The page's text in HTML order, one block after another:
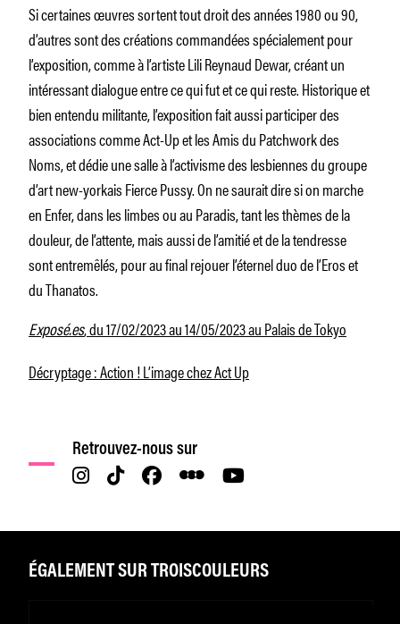
Si certaines œuvres sortent tout droit des années 1980 ou 90,
d’autres sont des créations commandées spécialement pour
l’exposition, comme à l’artiste Lili Reynaud Dewar, créant un
intéressant dialogue entre ce qui fut et ce qui reste. Historique et
bien entendu militante, l’exposition fait aussi participer des
associations comme Act-Up et les Amis du Patchwork des
Noms, et dédie une salle à l’activisme des lesbiennes du groupe
d’art new-yorkais Fierce Pussy. On ne saurait dire si on marche
en Enfer, dans les limbes ou au Paradis, tant les thèmes de la
douleur, de l’attente, mais aussi de l’amitié et de la tendresse
sont entremêlés, pour au final rejouer l’éternel duo de l’Eros et
du Thanatos.
Exposé.es, du 17/02/2023 au 14/05/2023 au Palais de Tokyo
Décryptage : Action ! L’image chez Act Up
Retrouvez-nous sur
ÉGALEMENT SUR TROISCOULEURS